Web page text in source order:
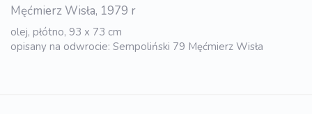
Męćmierz Wisła, 1979 r
olej, płótno, 93 x 73 cm
opisany na odwrocie: Sempoliński 79 Męćmierz Wisła